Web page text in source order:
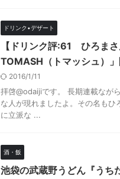
ドリンク•デザート
【ドリンク評:61 ひろま
TOMASH（トマッシュ）」
2016/1/11
拝啓@odaijiです。 長期連載なが
な人が現れましたよ。その名も
に立派な ...
酒・飯
池袋の武蔵野うどん『うち